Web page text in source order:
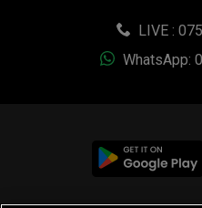
LIVE :
WhatsApp: